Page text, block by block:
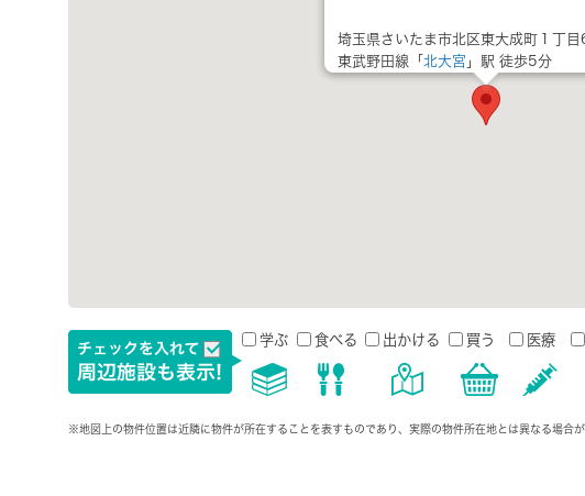
埼玉県さいたま市北区東大成町１丁
東武野田線「 北大宮 」駅 徒歩5分
学ぶ 食べる 出かける 買う 医療
※地図上の物件位置は近隣に物件が所在することを表すものであり、実際の物件所在地とは異なる場合が